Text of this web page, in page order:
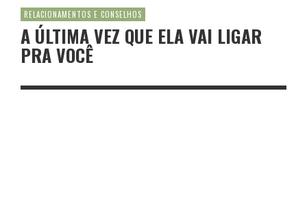
RELACIONAMENTOS E CONSELHOS
A ÚLTIMA VEZ QUE ELA VAI LIGAR
PRA VOCÊ